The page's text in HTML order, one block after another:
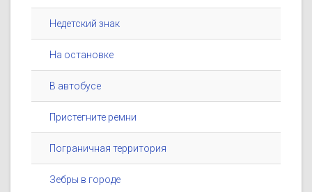
Недетский знак
На остановке
В автобусе
Пристегните ремни
Пограничная территория
Зебры в городе